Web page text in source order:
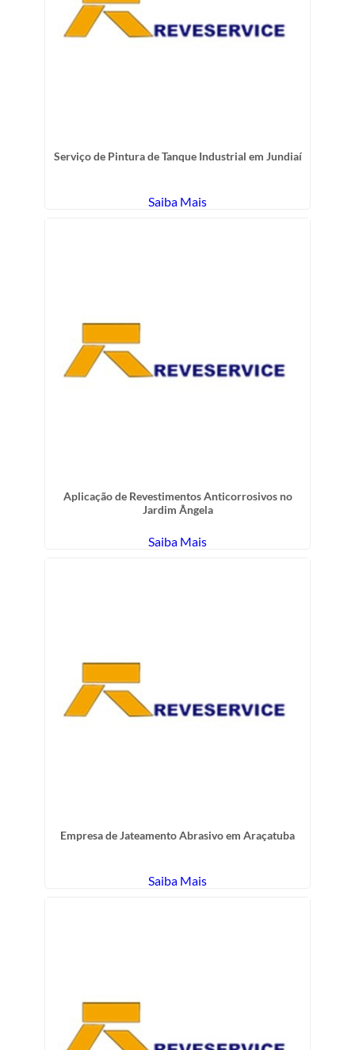
Serviço de Pintura de Tanque Industrial em Jundiaí
Saiba Mais
Aplicação de Revestimentos Anticorrosivos no
Jardim Ângela
Saiba Mais
Empresa de Jateamento Abrasivo em Araçatuba
Saiba Mais